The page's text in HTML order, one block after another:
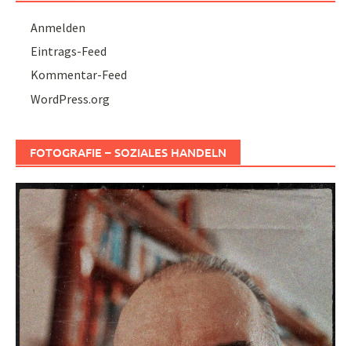
Anmelden
Eintrags-Feed
Kommentar-Feed
WordPress.org
FOTOGRAFIE – SOZIALES HANDELN